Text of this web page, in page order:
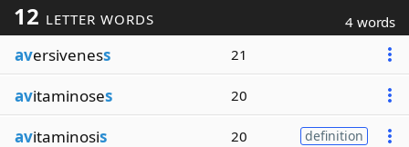
12 LETTER WORDS 4 words
aversiveness 21
avitaminoses 20
avitaminosis 20 definition